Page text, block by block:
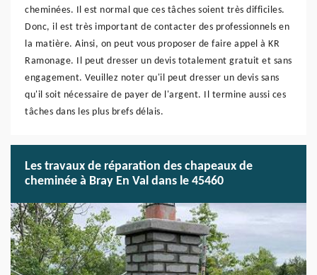
cheminées. Il est normal que ces tâches soient très difficiles.
Donc, il est très important de contacter des professionnels en
la matière. Ainsi, on peut vous proposer de faire appel à KR
Ramonage. Il peut dresser un devis totalement gratuit et sans
engagement. Veuillez noter qu'il peut dresser un devis sans
qu'il soit nécessaire de payer de l'argent. Il termine aussi ces
tâches dans les plus brefs délais.
Les travaux de réparation des chapeaux de
cheminée à Bray En Val dans le 45460